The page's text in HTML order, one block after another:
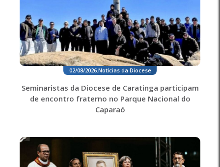
02/08/2026.Notícias da Diocese
Seminaristas da Diocese de Caratinga participam
de encontro fraterno no Parque Nacional do
Caparaó